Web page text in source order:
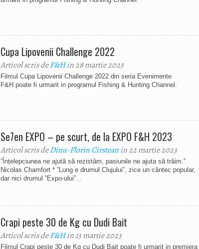
Cupa Lipovenii Challenge 2022
Articol scris deF&Hin 28 martie 2023
Filmul Cupa Lipovenii Challenge 2022 din seria Evenimente
F&H poate fi urmarit in programul Fishing & Hunting Channel.
Se7en EXPO – pe scurt, de la EXPO F&H 2023
Articol scris deDinu-Florin Cirsteanin 22 martie 2023
”Înțelepciunea ne ajută să rezistăm, pasiunile ne ajuta să trăim.‟
Nicolas Chamfort * ”Lung e drumul Clujului‟, zice un cântec popular,
dar nici drumul ”Expo-ului‟...
Crapi peste 30 de Kg cu Dudi Bait
Articol scris deF&Hin 13 martie 2023
Filmul Crapi peste 30 de Kg cu Dudi Bait poate fi urmarit in premiera